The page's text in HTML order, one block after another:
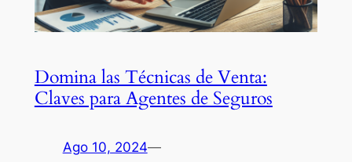
Domina las Técnicas de Venta:
Claves para Agentes de Seguros
Ago 10, 2024—